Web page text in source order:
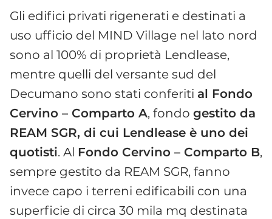
Gli edifici privati rigenerati e destinati a
uso ufficio del MIND Village nel lato nord
sono al 100% di proprietà Lendlease,
mentre quelli del versante sud del
Decumano sono stati conferiti al Fondo
Cervino – Comparto A, fondo gestito da
REAM SGR, di cui Lendlease è uno dei
quotisti. Al Fondo Cervino – Comparto B,
sempre gestito da REAM SGR, fanno
invece capo i terreni edificabili con una
superficie di circa 30 mila mq destinata